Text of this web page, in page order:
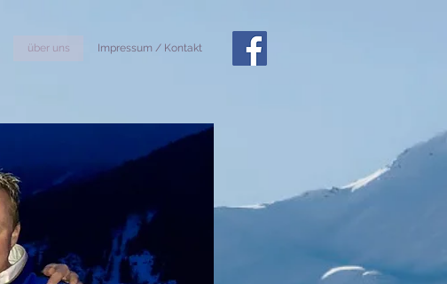
über uns Impressum / Kontakt